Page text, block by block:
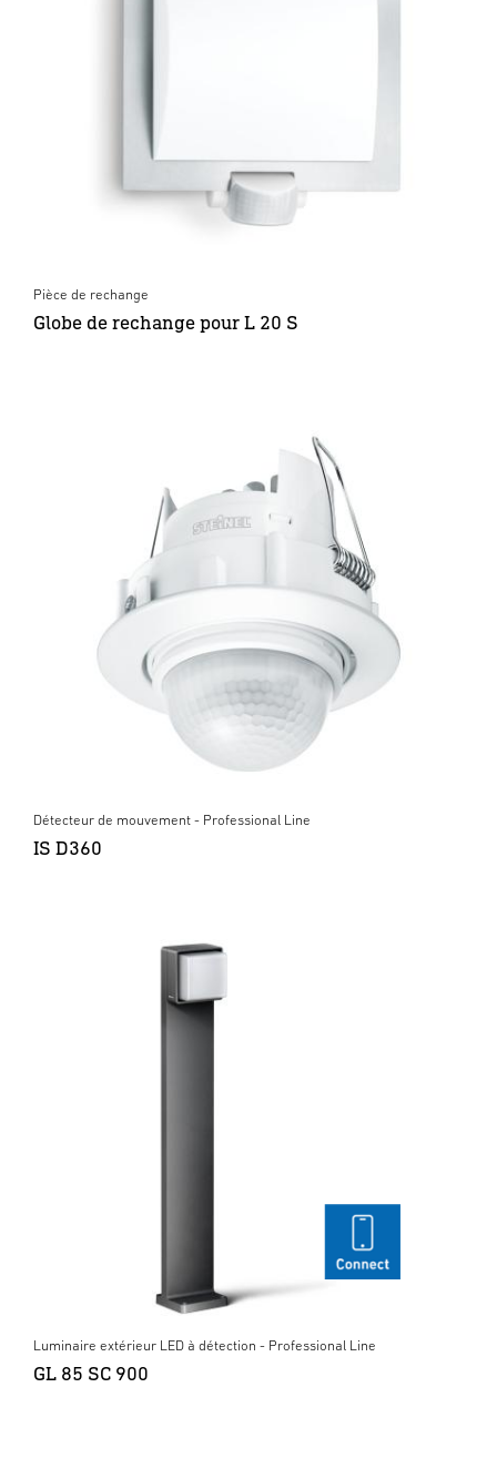
Pièce de rechange
Globe de rechange pour L 20 S
Détecteur de mouvement - Professional Line
IS D360
Luminaire extérieur LED à détection - Professional Line
GL 85 SC 900